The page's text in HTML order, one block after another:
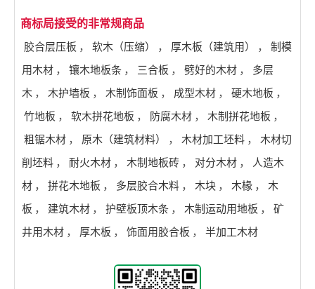
商标局接受的非常规商品
胶合层压板 ， 软木（压缩） ， 厚木板（建筑用） ，
制模
用木材 ， 镶木地板条 ， 三合板 ， 劈好的木材 ，
多层
木 ， 木护墙板 ， 木制饰面板 ， 成型木材 ， 硬木地板 ，
竹地板 ， 软木拼花地板 ， 防腐木材 ， 木制拼花地板 ，
粗锯木材 ， 原木（建筑材料） ， 木材加工坯料 ，
木材切
削坯料 ， 耐火木材 ， 木制地板砖 ， 对分木材 ，
人造木
材 ， 拼花木地板 ， 多层胶合木料 ， 木块 ， 木椽 ，
木
板 ， 建筑木材 ， 护壁板顶木条 ， 木制运动用地板 ，
矿
井用木材 ， 厚木板 ， 饰面用胶合板 ， 半加工木材